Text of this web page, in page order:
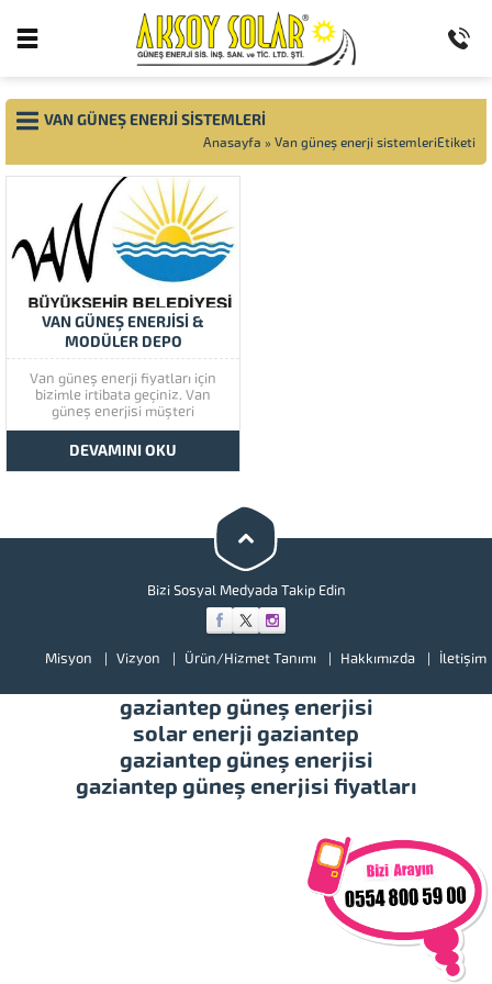
VAN GÜNEŞ ENERJI SISTEMLERI
Anasayfa » Van güneş enerji sistemleriEtiketi
VAN GÜNEŞ ENERJİSİ &
MODÜLER DEPO
Van güneş enerji fiyatları için
bizimle irtibata geçiniz. Van
güneş enerjisi müşteri
memnuniyetine çok önem
vermektedir. Van güneş
enerjisinin kaliteli ürünlerini
görmek için lütfen ürünlerimize
illerimizde hizmet vermekteyiz.
Tüm soru,...
DEVAMINI OKU
Bizi Sosyal Medyada Takip Edin
Misyon Vizyon Ürün/Hizmet Tanımı Hakkımızda İletişim
gaziantep güneş enerjisi
solar enerji gaziantep
gaziantep güneş enerjisi
gaziantep güneş enerjisi fiyatları